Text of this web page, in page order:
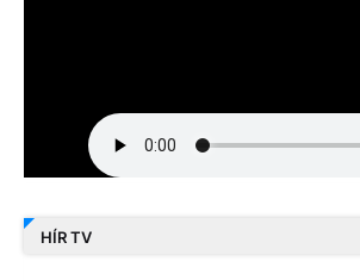
HÍR TV